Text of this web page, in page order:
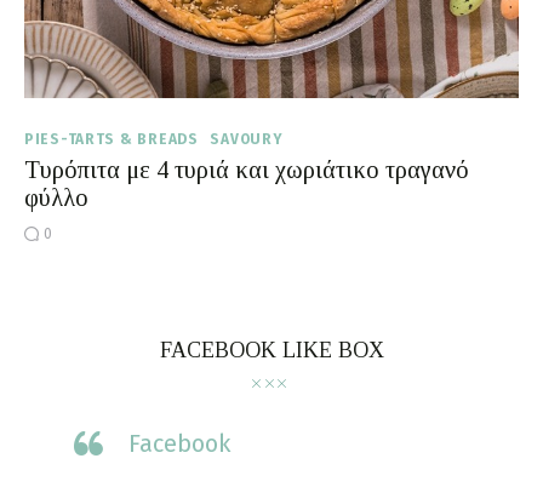
PIES-TARTS & BREADS SAVOURY
Τυρόπιτα με 4 τυριά και χωριάτικο τραγανό
φύλλο
0
FACEBOOK LIKE BOX
Facebook